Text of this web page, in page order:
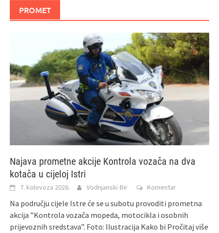
PROMET
Najava prometne akcije Kontrola vozača na dva
kotača u cijeloj Istri
7. kolovoza 2026. Vodnjanski Đir Komentar
Na području cijele Istre će se u subotu provoditi prometna
akcija ”Kontrola vozača mopeda, motocikla i osobnih
prijevoznih sredstava”. Foto: Ilustracija Kako bi Pročitaj više